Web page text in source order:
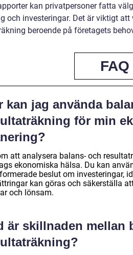
kan privatpersoner fatta
och investeringar. Det är viktigt
beroende på företagets
FAQ
kan jag använda
för min
att analysera balans- och
ekonomiska hälsa. Du kan
beslut om investeringar,
kan göras och säkerställa
och lönsam.
är skillnaden mellan